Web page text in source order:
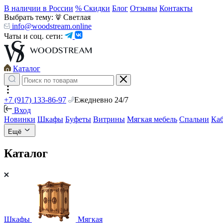
В наличии в России % Скидки Блог Отзывы Контакты
Выбрать тему:
Светлая
info@woodstream.online
Чаты и соц. сети:
Каталог
+7 (917) 133-86-97
Ежедневно 24/7
Вход
Новинки Шкафы Буфеты Витрины Мягкая мебель Спальни
Ещё
Каталог
Шкафы Мягкая